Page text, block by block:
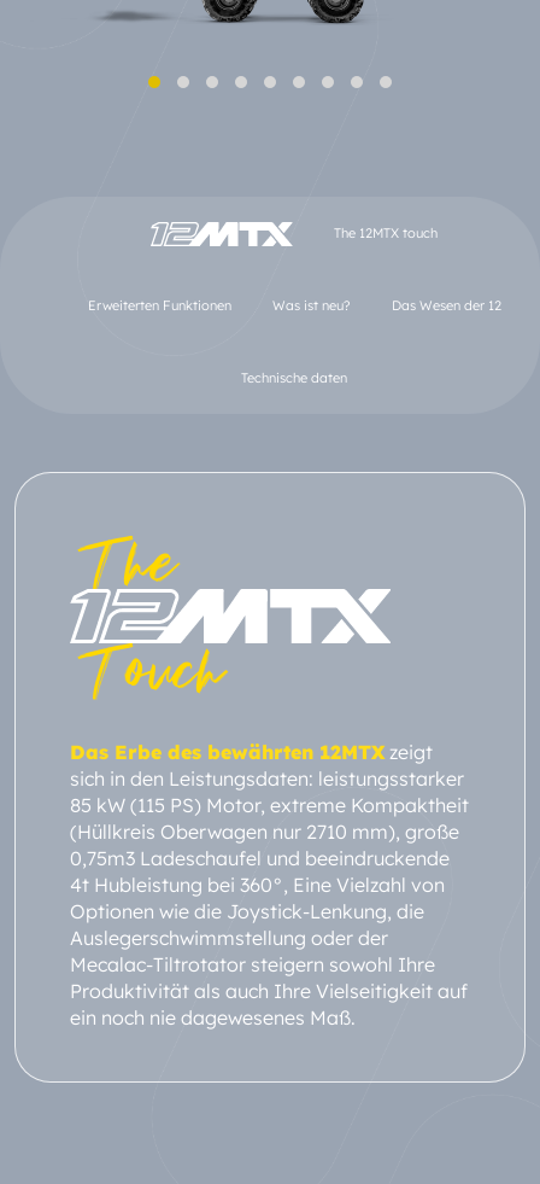
The 12MTX touch
Erweiterten Funktionen Was ist neu? Das Wesen der 12
Technische daten
The
Touch
Das Erbe des bewährten 12MTX zeigt
sich in den Leistungsdaten: leistungsstarker
85 kW (115 PS) Motor, extreme Kompaktheit
(Hüllkreis Oberwagen nur 2710 mm), große
0,75m3 Ladeschaufel und beeindruckende
4t Hubleistung bei 360°, Eine Vielzahl von
Optionen wie die Joystick-Lenkung, die
Auslegerschwimmstellung oder der
Mecalac-Tiltrotator steigern sowohl Ihre
Produktivität als auch Ihre Vielseitigkeit auf
ein noch nie dagewesenes Maß.